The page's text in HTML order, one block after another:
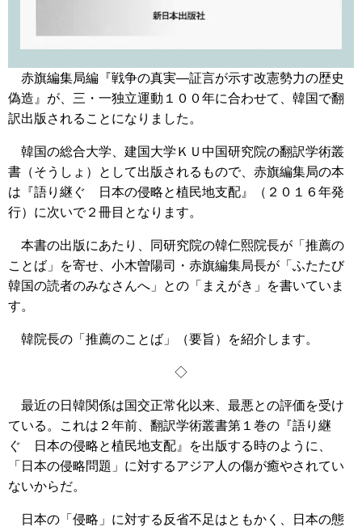
赤旗編集局編『戦争の真実―証言が示す改憲勢力の歴史
偽造』が、三・一独立運動１００年に合わせて、韓国で翻
訳出版されることになりました。
韓国の総合大学、建国大学ＫＵ中国研究院の翻訳学術叢
書（そうしょ）として出版されるもので、赤旗編集局の本
は『語り継ぐ 日本の侵略と植民地支配』（２０１６年発
行）に次いで２冊目となります。
本書の出版にあたり、同研究院の韓仁熙院長が「推薦の
ことば」を寄せ、小木曽陽司・赤旗編集局長が「ふたたび
韓国の読者のみなさんへ」との「まえがき」を書いていま
す。
韓院長の「推薦のことば」（要旨）を紹介します。
◇
最近の日韓関係は国交正常化以来、最悪との評価を受け
ている。これは２年前、翻訳学術叢書第１巻の『語り継
ぐ 日本の侵略と植民地支配』を出版する時のように、
「日本の侵略問題」に対するアジア人の傷が癒やされてい
ないからだ。
日本の「侵略」に対する反省不足はともかく、日本の態